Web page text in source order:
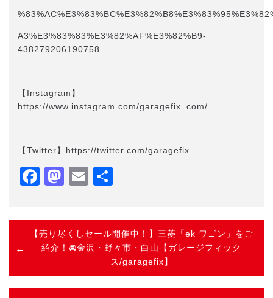
A3%E3%83%83%E3%82%AF%E3%82%B9-
438279206190758
【Instagram】
https://www.instagram.com/garagefix_com/
【Twitter】https://twitter.com/garagefix
Facebook
Mastodon
Email
【売り尽くしセール開催中！】三菱「ek ワゴン」をご
紹介！🚘金沢・野々市・白山【ガレージフィック
ス/garagefix】